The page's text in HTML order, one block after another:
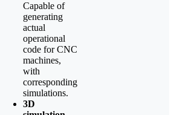
Capable of
generating
actual
operational
code for CNC
machines,
with
corresponding
simulations.
3D